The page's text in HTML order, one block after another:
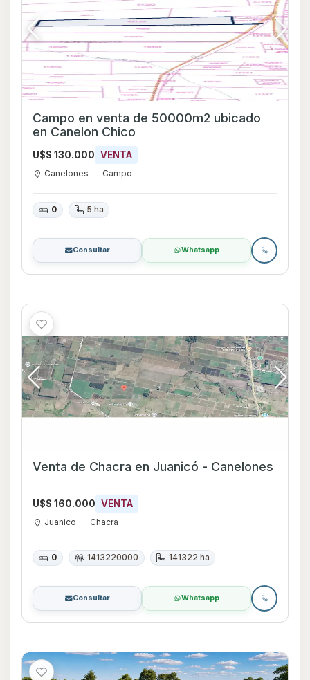
Campo en venta de 50000m2 ubicado
en Canelon Chico
U$S 130.000 VENTA
Canelones Campo
0 5 ha
Consultar Whatsapp
Venta de Chacra en Juanicó - Canelones
U$S 160.000 VENTA
Juanico Chacra
0 1413220000 141322 ha
Consultar Whatsapp